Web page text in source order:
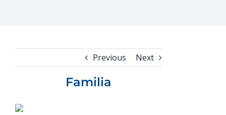
Previous Next
Familia